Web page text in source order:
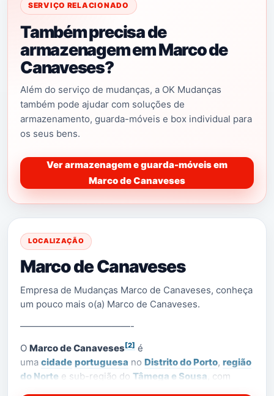
SERVIÇO RELACIONADO
Também precisa de
armazenagem em Marco de
Canaveses?
Além do serviço de mudanças, a OK Mudanças
também pode ajudar com soluções de
armazenamento, guarda-móveis e box individual para
os seus bens.
Ver armazenagem e guarda-móveis em
Marco de Canaveses
LOCALIZAÇÃO
Marco de Canaveses
Empresa de Mudanças Marco de Canaveses, conheça
um pouco mais o(a) Marco de Canaveses.
————————————-
O Marco de Canaveses [2] é
uma cidade portuguesa no Distrito do Porto, região
do Norte e sub-região do Tâmega e Sousa , com